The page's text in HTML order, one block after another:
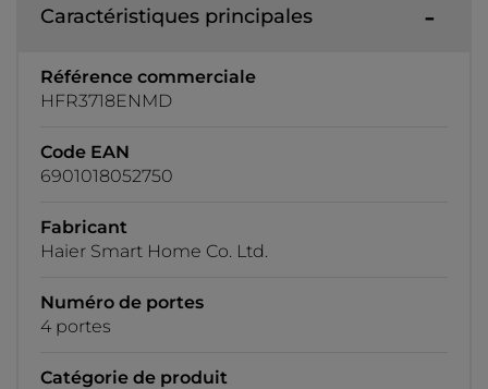
Caractéristiques principales
Référence commerciale
HFR3718ENMD
Code EAN
6901018052750
Fabricant
Haier Smart Home Co. Ltd.
Numéro de portes
4 portes
Catégorie de produit